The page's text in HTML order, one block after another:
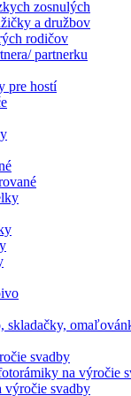
zosnulých
a družbov
rodičov
partnerku
pre hostí
skladačky,
svadby
na výročie
výročie svadby